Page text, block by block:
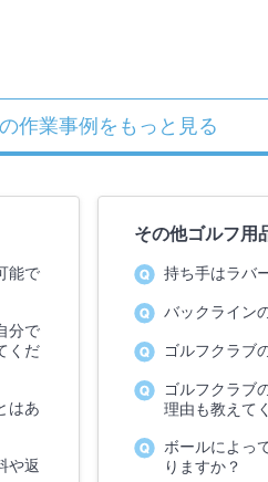
作業事例をもっと見る
能で
分で
くだ
はあ
や返
その他ゴルフ用
持ち手はラバ
バックライン
ゴルフクラブ
ゴルフクラブ
理由も教えて
ボールによっ
りますか？